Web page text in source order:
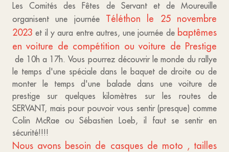
Les Comités des Fêtes de Servant et de Moureuille
organisent une journée Téléthon le 25 novembre
2023 et il y aura entre autres, une journée de baptêmes
en voiture de compétition ou voiture de Prestige
de 10h a 17h. Vous pourrez découvrir le monde du rallye
le temps d'une spéciale dans le baquet de droite ou de
monter le temps d'une balade dans une voiture de
prestige sur quelques kilomètres sur les routes de
SERVANT, mais pour pouvoir vous sentir (presque) comme
Colin McRae ou Sébastien Loeb, il faut se sentir en
sécurité!!!!
Nous avons besoin de casques de moto , tailles